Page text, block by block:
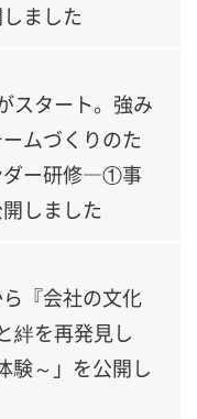
ました
スタート。強み
ムづくりのた
ダー研修―①事
しました
『会社の文化
絆を再発見し
験～」を公開し